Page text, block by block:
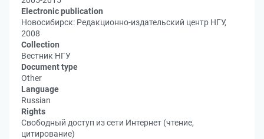
Electronic publication
Новосибирск: Редакционно-издательский центр НГУ,
2008
Collection
Вестник НГУ
Document type
Other
Language
Russian
Rights
Свободный доступ из сети Интернет (чтение,
цитирование)